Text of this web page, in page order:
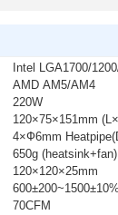
Intel LGA1700/
AMD AM5/AM4
220W
120×75×151mm
4×Ф6mm
650g (heatsink+fan)
120×120×25mm
70CFM